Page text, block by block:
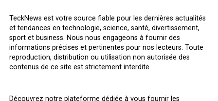
TeckNews est votre source fiable pour les dernières actualités
et tendances en technologie, science, santé, divertissement,
sport et business. Nous nous engageons à fournir des
informations précises et pertinentes pour nos lecteurs. Toute
reproduction, distribution ou utilisation non autorisée des
contenus de ce site est strictement interdite.
Découvrez notre plateforme dédiée à vous fournir les